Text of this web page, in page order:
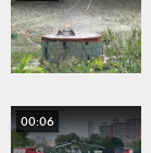
00:06